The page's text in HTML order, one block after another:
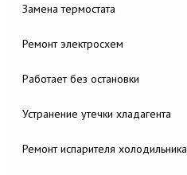
Замена термостата
Ремонт электросхем
Работает без остановки
Устранение утечки хладагента
Ремонт испарителя холодильника